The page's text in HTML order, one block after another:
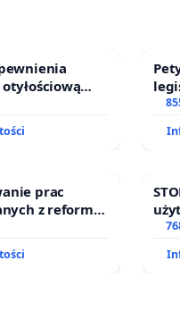
leczenia
prac
z reformą